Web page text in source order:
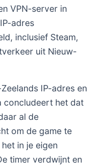
VPN-server in
adres
inclusief Steam,
uit Nieuw-
IP-adres en
concludeert het dat
al de
om de game te
in je eigen
timer verdwijnt en